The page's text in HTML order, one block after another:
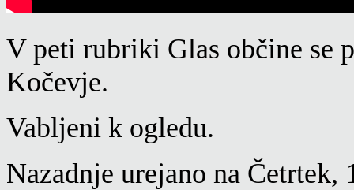
V peti rubriki Glas občine se
Kočevje.
Vabljeni k ogledu.
Nazadnje urejano na Četrtek,